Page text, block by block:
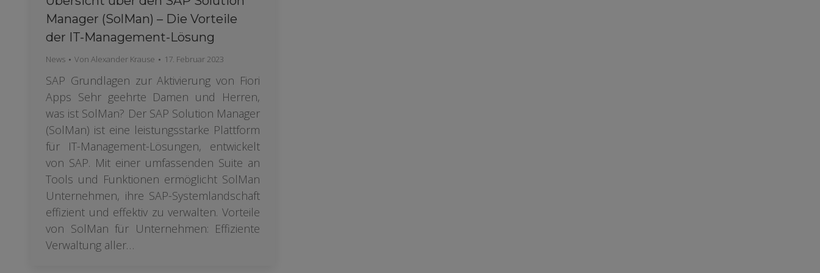
Manager (SolMan) – Die Vorteile
der IT-Management-Lösung
News Von Alexander Krause 17. Februar 2023
SAP Grundlagen zur Aktivierung von Fiori
Apps Sehr geehrte Damen und Herren,
was ist SolMan? Der SAP Solution Manager
(SolMan) ist eine leistungsstarke Plattform
für IT-Management-Lösungen, entwickelt
von SAP. Mit einer umfassenden Suite an
Tools und Funktionen ermöglicht SolMan
Unternehmen, ihre SAP-Systemlandschaft
effizient und effektiv zu verwalten. Vorteile
von SolMan für Unternehmen: Effiziente
Verwaltung aller…